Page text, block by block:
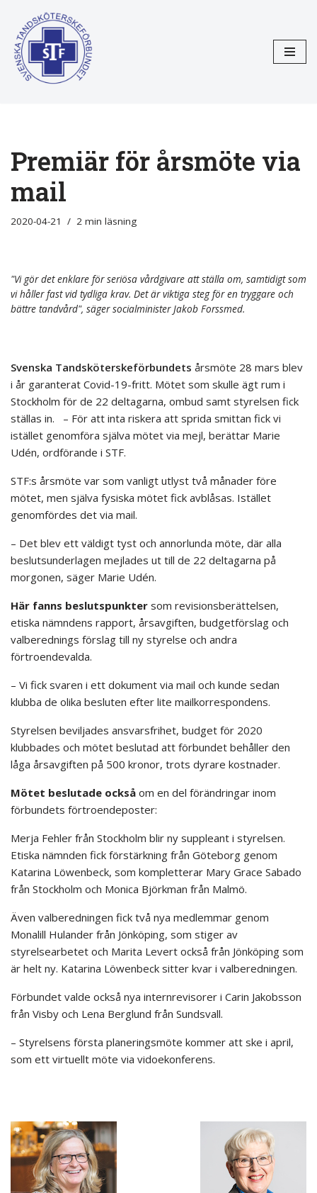
Hoppa
till
innehåll
Premiär för årsmöte via
mail
2020-04-21 2 min läsning
"Vi gör det enklare för seriösa vårdgivare att ställa om, samtidigt som
vi håller fast vid tydliga krav. Det är viktiga steg för en tryggare och
bättre tandvård", säger socialminister Jakob Forssmed.
Svenska Tandsköterskeförbundets årsmöte 28 mars blev
i år garanterat Covid-19-fritt. Mötet som skulle ägt rum i
Stockholm för de 22 deltagarna, ombud samt styrelsen fick
ställas in. – För att inta riskera att sprida smittan fick vi
istället genomföra själva mötet via mejl, berättar Marie
Udén, ordförande i STF.
STF:s årsmöte var som vanligt utlyst två månader före
mötet, men själva fysiska mötet fick avblåsas. Istället
genomfördes det via mail.
– Det blev ett väldigt tyst och annorlunda möte, där alla
beslutsunderlagen mejlades ut till de 22 deltagarna på
morgonen, säger Marie Udén.
Här fanns beslutspunkter som revisionsberättelsen,
etiska nämndens rapport, årsavgiften, budgetförslag och
valberednings förslag till ny styrelse och andra
förtroendevalda.
– Vi fick svaren i ett dokument via mail och kunde sedan
klubba de olika besluten efter lite mailkorrespondens.
Styrelsen beviljades ansvarsfrihet, budget för 2020
klubbades och mötet beslutad att förbundet behåller den
låga årsavgiften på 500 kronor, trots dyrare kostnader.
Mötet beslutade också om en del förändringar inom
förbundets förtroendeposter:
Merja Fehler från Stockholm blir ny suppleant i styrelsen.
Etiska nämnden fick förstärkning från Göteborg genom
Katarina Löwenbeck, som kompletterar Mary Grace Sabado
från Stockholm och Monica Björkman från Malmö.
Även valberedningen fick två nya medlemmar genom
Monalill Hulander från Jönköping, som stiger av
styrelsearbetet och Marita Levert också från Jönköping som
är helt ny. Katarina Löwenbeck sitter kvar i valberedningen.
Förbundet valde också nya internrevisorer i Carin Jakobsson
från Visby och Lena Berglund från Sundsvall.
– Styrelsens första planeringsmöte kommer att ske i april,
som ett virtuellt möte via vidoekonferens.